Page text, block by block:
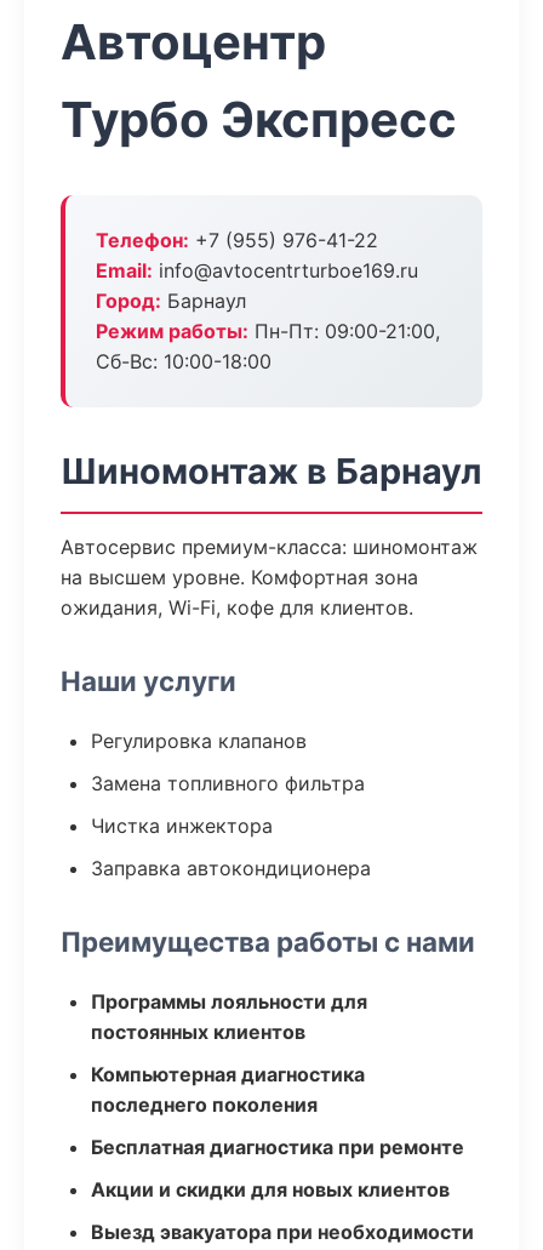
Автоцентр
Турбо Экспресс
Телефон: +7 (955) 976-41-22
Email: info@avtocentrturboe169.ru
Город: Барнаул
Режим работы: Пн-Пт: 09:00-21:00,
Сб-Вс: 10:00-18:00
Шиномонтаж в Барнаул
Автосервис премиум-класса: шиномонтаж
на высшем уровне. Комфортная зона
ожидания, Wi-Fi, кофе для клиентов.
Наши услуги
Регулировка клапанов
Замена топливного фильтра
Чистка инжектора
Заправка автокондиционера
Преимущества работы с нами
Программы лояльности для
постоянных клиентов
Компьютерная диагностика
последнего поколения
Бесплатная диагностика при ремонте
Акции и скидки для новых клиентов
Выезд эвакуатора при необходимости